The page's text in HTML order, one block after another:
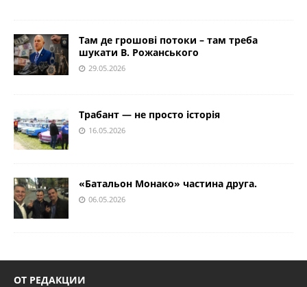
Там де грошові потоки – там треба
шукати В. Рожанського
29.05.2026
Трабант — не просто історія
16.05.2026
«Батальон Монако» частина друга.
06.05.2026
ОТ РЕДАКЦИИ